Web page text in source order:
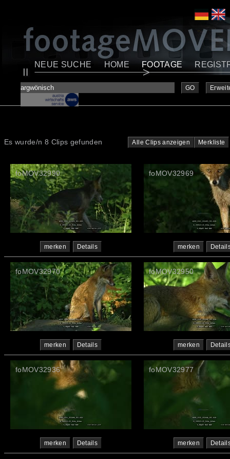
NEUE SUCHE HOME FOOTAGE
GO
Es wurde/n 8 Clips gefunden Alle Clips anzeigen Merkliste
foMOV32990
merken Details
foMOV32969
merken
foMOV32970
merken Details
foMOV32950
merken
foMOV32936
merken Details
foMOV32977
merken